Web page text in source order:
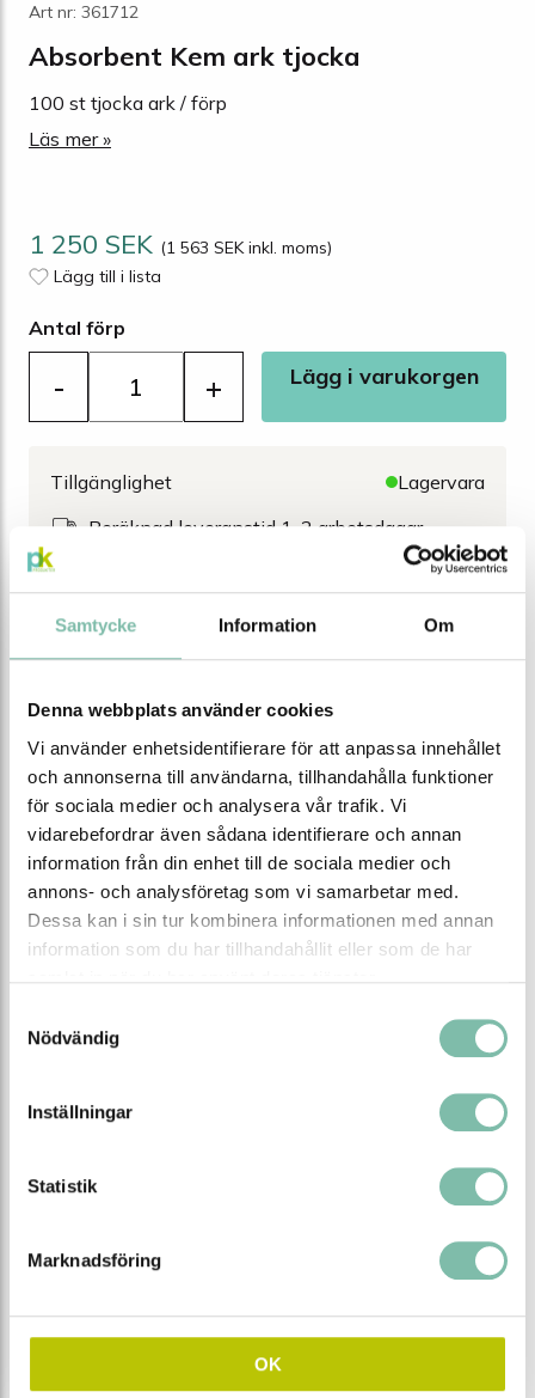
Samtycke Information Om
Denna webbplats använder cookies
Vi använder enhetsidentifierare för att anpassa innehållet
och annonserna till användarna, tillhandahålla funktioner
för sociala medier och analysera vår trafik. Vi
vidarebefordrar även sådana identifierare och annan
information från din enhet till de sociala medier och
annons- och analysföretag som vi samarbetar med.
Dessa kan i sin tur kombinera informationen med annan
information som du har tillhandahållit eller som de har
Nödvändig
Inställningar
Statistik
Marknadsföring
OK
Art nr: 361712
Absorbent Kem ark tjocka
100 st tjocka ark / förp
Läs mer »
1 250 SEK (1 563 SEK inkl. moms)
Lägg till i lista
Antal förp
- + Lägg i varukorgen
Tillgänglighet
Lagervara
Beräknad leveranstid 1-2 arbetsdagar
BESKRIVNING
Beskrivning
Absorbent Spillify Kem tjocka ark är högabsorberande
kemabsorbenter som effektivt suger upp alla typer av
vätskor, inklusive syror, baser och lösningsmedel.
Absorbenten är tillverkad av polypropen och har ett
slitstarkt, luddfritt ytskikt av non-woven som ger extra
hållbarhet vid krävande användning.
De tjocka arken passar särskilt bra för större spill,
kontinuerligt droppskydd vid maskiner samt som skydd
på arbetsbänkar och laboratoriemiljöer där hög
absorptionsförmåga.
Egenskaper
Gul
Polypropen (PP)
Längd (cm)
50
Tjocklek
Tjocka ark, 100 st
Antal/förp (st)
100